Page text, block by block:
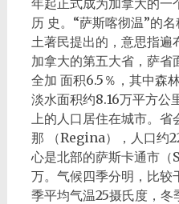
年起正式成为加拿大的一
历 史。“萨斯喀彻温”的
土著民提出的，意思指遍
加拿大的第五大省，萨省
全加 面积6.5％，其中森
淡水面积约8.16万平方公
上的人口居住在城市。省
那 （Regina），人口约
心是北部的萨斯卡通市
万。气候四季分明，比较
季平均气温25摄氏度，冬